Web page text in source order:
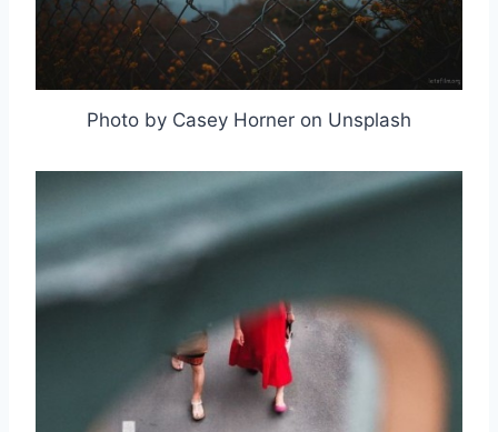
Photo by Casey Horner on Unsplash